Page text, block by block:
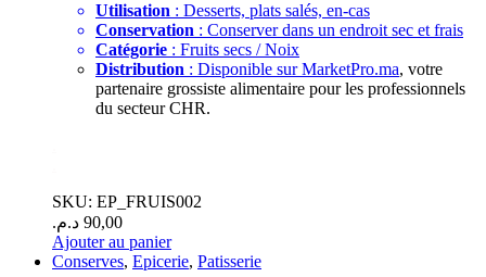
Utilisation : Desserts, plats salés, en-cas
Conservation : Conserver dans un endroit sec et frais
Catégorie : Fruits secs / Noix
Distribution : Disponible surMarketPro.ma, votre
partenaire grossiste alimentaire pour les professionnels
du secteur CHR.
SKU: EP_FRUIS002
90,00 د.م.
Ajouter au panier
Conserves, Epicerie, Patisserie